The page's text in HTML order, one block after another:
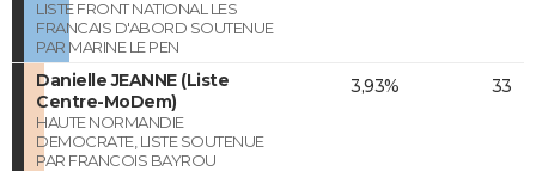
LISTE FRONT NATIONAL LES
FRANCAIS D'ABORD SOUTENUE
PAR MARINE LE PEN
Danielle JEANNE (Liste
Centre-MoDem)
HAUTE NORMANDIE
DEMOCRATE, LISTE SOUTENUE
PAR FRANCOIS BAYROU
3,93% 33